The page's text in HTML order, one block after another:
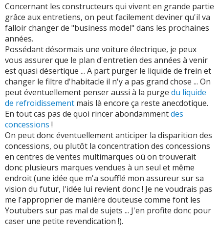
Concernant les constructeurs qui vivent en grande partie
grâce aux entretiens, on peut facilement deviner qu'il va
falloir changer de "business model" dans les prochaines
années.
Possédant désormais une voiture électrique, je peux
vous assurer que le plan d'entretien des années à venir
est quasi désertique ... A part purger le liquide de frein et
changer le filtre d'habitacle il n'y a pas grand chose ... On
peut éventuellement penser aussi à la purge du liquide
de refroidissement mais là encore ça reste anecdotique.
En tout cas pas de quoi rincer abondammentdes
concessions !
On peut donc éventuellement anticiper la disparition des
concessions, ou plutôt la concentration des concessions
en centres de ventes multimarques où on trouverait
donc plusieurs marques vendues à un seul et même
endroit (une idée que m'a soufflé mon assureur sur sa
vision du futur, l'idée lui revient donc ! Je ne voudrais pas
me l'approprier de manière douteuse comme font les
Youtubers sur pas mal de sujets ... J'en profite donc pour
caser une petite revendication !).